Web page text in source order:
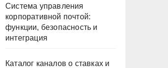
Система управления
корпоративной почтой:
функции, безопасность и
интеграция
Каталог каналов о ставках и